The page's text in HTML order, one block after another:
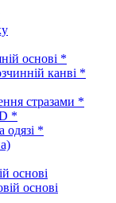
основі *
канві *
стразами *
*
одязі *
основі
основі